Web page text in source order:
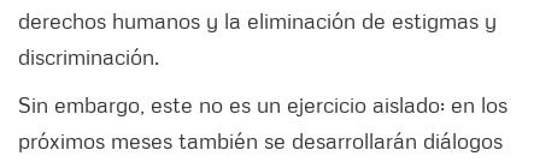
derechos humanos y la eliminación de estigmas y
discriminación.
Sin embargo, este no es un ejercicio aislado: en los
próximos meses también se desarrollarán diálogos